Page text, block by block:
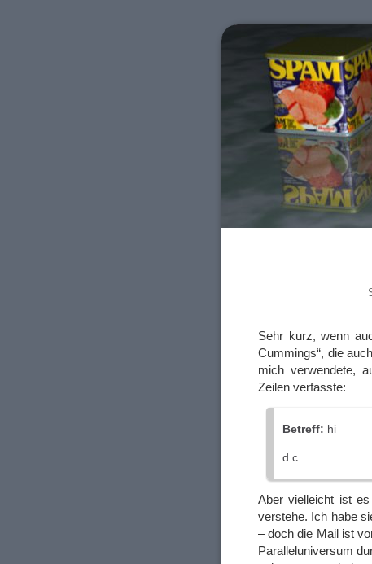
Sehr kurz, wenn
Cummings“, die
mich verwendete,
Zeilen verfasste:
Betreff: hi
d c
Aber vielleicht ist
verstehe. Ich habe
– doch die Mail ist
Paralleluniversum